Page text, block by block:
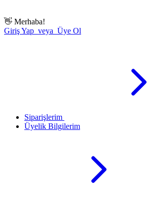
👋 Merhaba!
Giriş Yap veya Üye Ol
Siparişlerim
Üyelik Bilgilerim